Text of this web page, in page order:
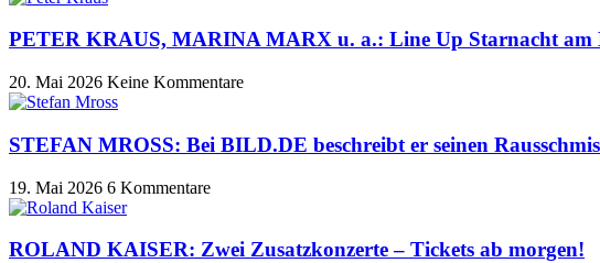
PETER KRAUS, MARINA MARX u. a.: Line Up Starnacht am
20. Mai 2026 Keine Kommentare
STEFAN MROSS: Bei BILD.DE beschreibt er seinen
19. Mai 2026 6 Kommentare
ROLAND KAISER: Zwei Zusatzkonzerte – Tickets ab morgen!